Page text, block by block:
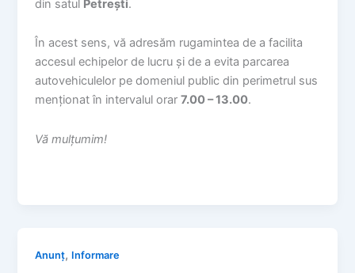
din satul Petrești.
În acest sens, vă adresăm rugamintea de a facilita
accesul echipelor de lucru și de a evita parcarea
autovehiculelor pe domeniul public din perimetrul sus
menționat în intervalul orar7.00 – 13.00.
Vă mulțumim!
Anunț, Informare